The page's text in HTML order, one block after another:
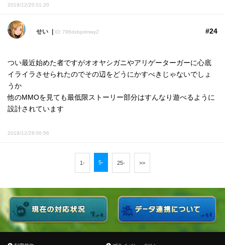
2019/12/20 01:20
せい ID: 786dxbpdmwy2 #24
つい最近始めた者ですがオオヤシガニやアリゲーターガーに心底
イライラさせられたのでその辺をどうにかすべきじゃないでしょ
うか
他のMMOを見ても最低限ストーリー部分はすんなり遊べるように
設計されています
2019/12/28 00:56
1- 5- 25- >>